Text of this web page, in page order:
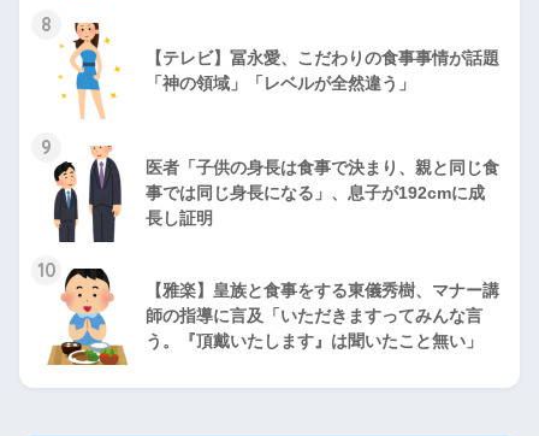
8
【テレビ】冨永愛、こだわりの食事事情が話題
「神の領域」「レベルが全然違う」
9
医者「子供の身長は食事で決まり、親と同じ食
事では同じ身長になる」、息子が192cmに成
長し証明
10
【雅楽】皇族と食事をする東儀秀樹、マナー講
師の指導に言及「いただきますってみんな言
う。『頂戴いたします』は聞いたこと無い」